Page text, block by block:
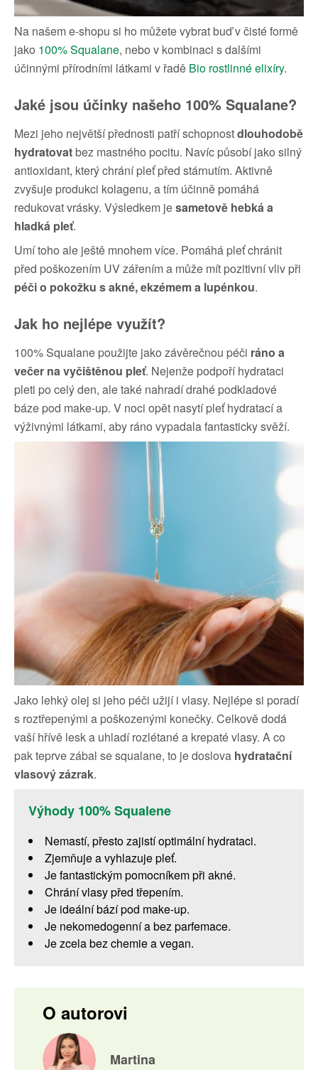
Na našem e-shopu si ho můžete vybrat buď v čisté formě
jako 100% Squalane, nebo v kombinaci s dalšími
účinnými přírodními látkami v řadě Bio rostlinné elixíry.
Jaké jsou účinky našeho 100% Squalane?
Mezi jeho největší přednosti patří schopnostdlouhodobě
hydratovatbez mastného pocitu. Navíc působí jako silný
antioxidant, který chrání pleť před stárnutím. Aktivně
zvyšuje produkci kolagenu, a tím účinně pomáhá
redukovat vrásky. Výsledkem jesametově hebká a
hladká pleť.
Umí toho ale ještě mnohem více. Pomáhá pleť chránit
před poškozením UV zářením a může mít pozitivní vliv při
péči o pokožku s akné, ekzémem a lupénkou.
Jak ho nejlépe využít?
100% Squalane použijte jako závěrečnou péči ráno a
večer na vyčištěnou pleť. Nejenže podpoří hydrataci
pleti po celý den, ale také nahradí drahé podkladové
báze pod make-up. V noci opět nasytí pleť hydratací a
výživnými látkami, aby ráno vypadala fantasticky svěží.
Jako lehký olej si jeho péči užijí i vlasy. Nejlépe si poradí
s roztřepenými a poškozenými konečky. Celkově dodá
vaší hřívě lesk a uhladí rozlétané a krepaté vlasy. A co
pak teprve zábal se squalane, to je doslova hydratační
vlasový zázrak.
Výhody 100% Squalene
Nemastí, přesto zajistí optimální hydrataci.
Zjemňuje a vyhlazuje pleť.
Je fantastickým pomocníkem při akné.
Chrání vlasy před třepením.
Je ideální bází pod make-up.
Je nekomedogenní a bez parfemace.
Je zcela bez chemie a vegan.
O autorovi
Martina